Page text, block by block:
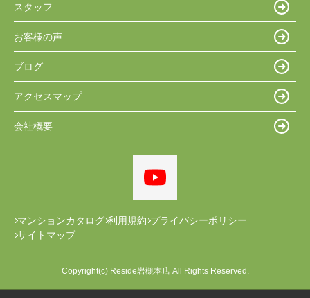
スタッフ
お客様の声
ブログ
アクセスマップ
会社概要
マンションカタログ 利用規約 プライバシーポリシー
サイトマップ
Copyright(c) Reside岩槻本店 All Rights Reserved.